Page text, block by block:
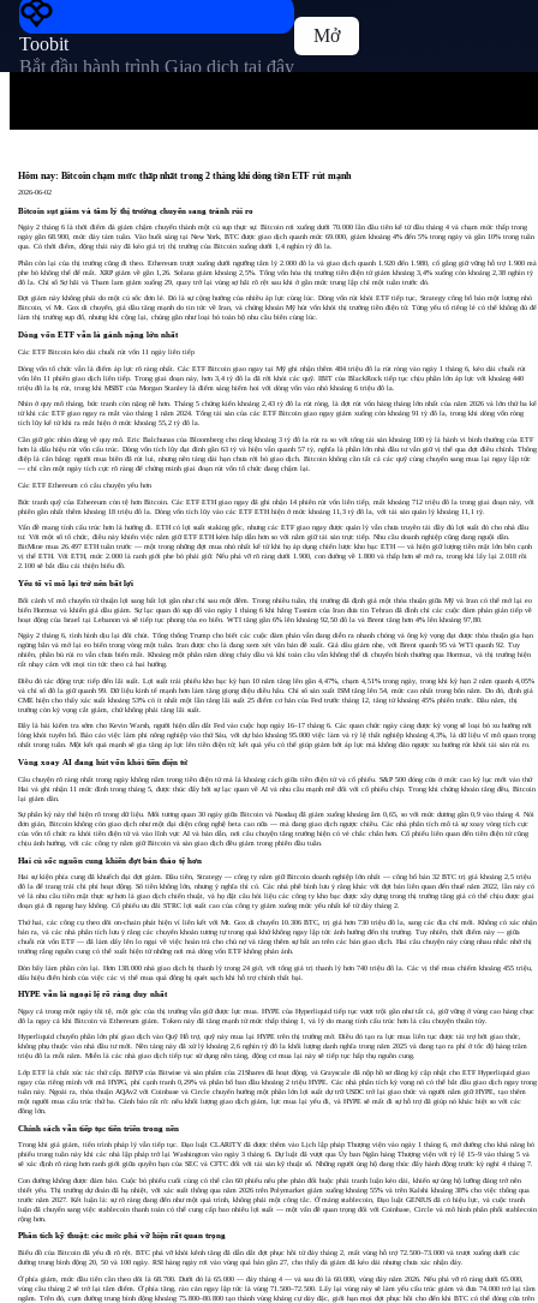
Toobit
Bắt đầu hành trình Giao dịch tại đây
Mở
Hôm nay: Bitcoin chạm mức thấp nhất trong 2 tháng khi dòng tiền ETF rút mạnh
2026-06-02
Bitcoin sụt giảm và tâm lý thị trường chuyển sang tránh rủi ro
Ngày 2 tháng 6 là thời điểm đà giảm chậm chuyển thành một cú sụp thực sự. Bitcoin rơi xuống dưới 70.000 lần đầu tiên kể từ đầu tháng 4 và chạm mức thấp trong
ngày gần 68.900, mức đáy tám tuần. Vào buổi sáng tại New York, BTC được giao dịch quanh mức 69.000, giảm khoảng 4% đến 5% trong ngày và gần 10% trong tuần
qua. Có thời điểm, động thái này đã kéo giá trị thị trường của Bitcoin xuống dưới 1,4 nghìn tỷ đô la.
Phần còn lại của thị trường cũng đi theo. Ethereum trượt xuống dưới ngưỡng tâm lý 2.000 đô la và giao dịch quanh 1.920 đến 1.980, cố gắng giữ vững hỗ trợ 1.900 mà
phe bò không thể để mất. XRP giảm về gần 1,26. Solana giảm khoảng 2,5%. Tổng vốn hóa thị trường tiền điện tử giảm khoảng 3,4% xuống còn khoảng 2,38 nghìn tỷ
đô la. Chỉ số Sợ hãi và Tham lam giảm xuống 29, quay trở lại vùng sợ hãi rõ rệt sau khi ở gần mức trung lập chỉ một tuần trước đó.
Đợt giảm này không phải do một cú sốc đơn lẻ. Đó là sự cộng hưởng của nhiều áp lực cùng lúc. Dòng vốn rút khỏi ETF tiếp tục, Strategy công bố bán một lượng nhỏ
Bitcoin, ví Mt. Gox di chuyển, giá dầu tăng mạnh do tin tức về Iran, và chứng khoán Mỹ hút vốn khỏi thị trường tiền điện tử. Từng yếu tố riêng lẻ có thể không đủ để
làm thị trường sụp đổ, nhưng khi cộng lại, chúng gần như loại bỏ toàn bộ nhu cầu biên cùng lúc.
Dòng vốn ETF vẫn là gánh nặng lớn nhất
Các ETF Bitcoin kéo dài chuỗi rút vốn 11 ngày liên tiếp
Dòng vốn tổ chức vẫn là điểm áp lực rõ ràng nhất. Các ETF Bitcoin giao ngay tại Mỹ ghi nhận thêm 484 triệu đô la rút ròng vào ngày 1 tháng 6, kéo dài chuỗi rút
vốn lên 11 phiên giao dịch liên tiếp. Trong giai đoạn này, hơn 3,4 tỷ đô la đã rời khỏi các quỹ. IBIT của BlackRock tiếp tục chịu phần lớn áp lực với khoảng 440
triệu đô la bị rút, trong khi MSBT của Morgan Stanley là điểm sáng hiếm hoi với dòng vốn vào nhỏ khoảng 6 triệu đô la.
Nhìn ở quy mô tháng, bức tranh còn nặng nề hơn. Tháng 5 chứng kiến khoảng 2,43 tỷ đô la rút ròng, là đợt rút vốn hàng tháng lớn nhất của năm 2026 và lớn thứ ba kể
từ khi các ETF giao ngay ra mắt vào tháng 1 năm 2024. Tổng tài sản của các ETF Bitcoin giao ngay giảm xuống còn khoảng 91 tỷ đô la, trong khi dòng vốn ròng
tích lũy kể từ khi ra mắt hiện ở mức khoảng 55,2 tỷ đô la.
Cần giữ góc nhìn đúng về quy mô. Eric Balchunas của Bloomberg cho rằng khoảng 3 tỷ đô la rút ra so với tổng tài sản khoảng 100 tỷ là hành vi bình thường của ETF
hơn là dấu hiệu rút vốn cấu trúc. Dòng vốn tích lũy đạt đỉnh gần 63 tỷ và hiện vẫn quanh 57 tỷ, nghĩa là phần lớn nhà đầu tư vẫn giữ vị thế qua đợt điều chỉnh. Thông
điệp là cân bằng: người mua biên đã rút lui, nhưng nền tảng dài hạn chưa rời bỏ giao dịch. Bitcoin không cần tất cả các quỹ cùng chuyển sang mua lại ngay lập tức
— chỉ cần một ngày tích cực rõ ràng để chứng minh giai đoạn rút vốn tổ chức đang chậm lại.
Các ETF Ethereum có câu chuyện yếu hơn
Bức tranh quỹ của Ethereum còn tệ hơn Bitcoin. Các ETF ETH giao ngay đã ghi nhận 14 phiên rút vốn liên tiếp, mất khoảng 712 triệu đô la trong giai đoạn này, với
phiên gần nhất thêm khoảng 18 triệu đô la. Dòng vốn tích lũy vào các ETF ETH hiện ở mức khoảng 11,3 tỷ đô la, với tài sản quản lý khoảng 11,1 tỷ.
Vấn đề mang tính cấu trúc hơn là hướng đi. ETH có lợi suất staking gốc, nhưng các ETF giao ngay được quản lý vẫn chưa truyền tải đầy đủ lợi suất đó cho nhà đầu
tư. Với một số tổ chức, điều này khiến việc nắm giữ ETF ETH kém hấp dẫn hơn so với nắm giữ tài sản trực tiếp. Nhu cầu doanh nghiệp cũng đang nguội dần.
BitMine mua 26.497 ETH tuần trước — một trong những đợt mua nhỏ nhất kể từ khi họ áp dụng chiến lược kho bạc ETH — và hiện giữ lượng tiền mặt lớn bên cạnh
vị thế ETH. Với ETH, mức 2.000 là ranh giới phe bò phải giữ. Nếu phá vỡ rõ ràng dưới 1.900, con đường về 1.800 và thấp hơn sẽ mở ra, trong khi lấy lại 2.018 rồi
2.100 sẽ bắt đầu cải thiện biểu đồ.
Yếu tố vĩ mô lại trở nên bất lợi
Bối cảnh vĩ mô chuyển từ thuận lợi sang bất lợi gần như chỉ sau một đêm. Trong nhiều tuần, thị trường đã định giá một thỏa thuận giữa Mỹ và Iran có thể mở lại eo
biển Hormuz và khiến giá dầu giảm. Sự lạc quan đó sụp đổ vào ngày 1 tháng 6 khi hãng Tasnim của Iran đưa tin Tehran đã đình chỉ các cuộc đàm phán gián tiếp về
hoạt động của Israel tại Lebanon và sẽ tiếp tục phong tỏa eo biển. WTI tăng gần 6% lên khoảng 92,50 đô la và Brent tăng hơn 4% lên khoảng 97,80.
Ngày 2 tháng 6, tình hình dịu lại đôi chút. Tổng thống Trump cho biết các cuộc đàm phán vẫn đang diễn ra nhanh chóng và ông kỳ vọng đạt được thỏa thuận gia hạn
ngừng bắn và mở lại eo biển trong vòng một tuần. Iran được cho là đang xem xét văn bản đề xuất. Giá dầu giảm nhẹ, với Brent quanh 95 và WTI quanh 92. Tuy
nhiên, phần bù rủi ro vẫn chưa biến mất. Khoảng một phần năm dòng chảy dầu và khí toàn cầu vẫn không thể di chuyển bình thường qua Hormuz, và thị trường hiện
rất nhạy cảm với mọi tin tức theo cả hai hướng.
Điều đó tác động trực tiếp đến lãi suất. Lợi suất trái phiếu kho bạc kỳ hạn 10 năm tăng lên gần 4,47%, chạm 4,51% trong ngày, trong khi kỳ hạn 2 năm quanh 4,05%
và chỉ số đô la giữ quanh 99. Dữ liệu kinh tế mạnh hơn làm tăng giọng điệu diều hâu. Chỉ số sản xuất ISM tăng lên 54, mức cao nhất trong bốn năm. Do đó, định giá
CME hiện cho thấy xác suất khoảng 53% có ít nhất một lần tăng lãi suất 25 điểm cơ bản của Fed trước tháng 12, tăng từ khoảng 45% phiên trước. Đầu năm, thị
trường còn kỳ vọng cắt giảm, chứ không phải tăng lãi suất.
Đây là bài kiểm tra sớm cho Kevin Warsh, người hiện dẫn dắt Fed vào cuộc họp ngày 16–17 tháng 6. Các quan chức ngày càng được kỳ vọng sẽ loại bỏ xu hướng nới
lỏng khỏi tuyên bố. Báo cáo việc làm phi nông nghiệp vào thứ Sáu, với dự báo khoảng 95.000 việc làm và tỷ lệ thất nghiệp khoảng 4,3%, là dữ liệu vĩ mô quan trọng
nhất trong tuần. Một kết quả mạnh sẽ gia tăng áp lực lên tiền điện tử; kết quả yếu có thể giúp giảm bớt áp lực mà không đảo ngược xu hướng rút khỏi tài sản rủi ro.
Vòng xoay AI đang hút vốn khỏi tiền điện tử
Câu chuyện rõ ràng nhất trong ngày không nằm trong tiền điện tử mà là khoảng cách giữa tiền điện tử và cổ phiếu. S&P 500 đóng cửa ở mức cao kỷ lục mới vào thứ
Hai và ghi nhận 11 mức đỉnh trong tháng 5, được thúc đẩy bởi sự lạc quan về AI và nhu cầu mạnh mẽ đối với cổ phiếu chip. Trong khi chứng khoán tăng đều, Bitcoin
lại giảm dần.
Sự phân kỳ này thể hiện rõ trong dữ liệu. Mối tương quan 30 ngày giữa Bitcoin và Nasdaq đã giảm xuống khoảng âm 0,65, so với mức dương gần 0,9 vào tháng 4. Nói
đơn giản, Bitcoin không còn giao dịch như một đại diện công nghệ beta cao nữa — mà đang giao dịch ngược chiều. Các nhà phân tích mô tả sự xoay vòng tích cực
của vốn tổ chức ra khỏi tiền điện tử và vào lĩnh vực AI và bán dẫn, nơi câu chuyện tăng trưởng hiện có vẻ chắc chắn hơn. Cổ phiếu liên quan đến tiền điện tử cũng
chịu ảnh hưởng, với các công ty nắm giữ Bitcoin và sàn giao dịch đều giảm trong phiên đầu tuần.
Hai cú sốc nguồn cung khiến đợt bán tháo tệ hơn
Hai sự kiện phía cung đã khuếch đại đợt giảm. Đầu tiên, Strategy — công ty nắm giữ Bitcoin doanh nghiệp lớn nhất — công bố bán 32 BTC trị giá khoảng 2,5 triệu
đô la để trang trải chi phí hoạt động. Số tiền không lớn, nhưng ý nghĩa thì có. Các nhà phê bình lưu ý rằng khác với đợt bán liên quan đến thuế năm 2022, lần này có
vẻ là nhu cầu tiền mặt thực sự hơn là giao dịch chiến thuật, và họ đặt câu hỏi liệu các công ty kho bạc được xây dựng trong thị trường tăng giá có thể chịu được giai
đoạn giá đi ngang hay không. Cổ phiếu ưu đãi STRC lợi suất cao của công ty giảm xuống mức yếu nhất kể từ đáy tháng 2.
Thứ hai, các công cụ theo dõi on-chain phát hiện ví liên kết với Mt. Gox di chuyển 10.306 BTC, trị giá hơn 730 triệu đô la, sang các địa chỉ mới. Không có xác nhận
bán ra, và các nhà phân tích lưu ý rằng các chuyển khoản tương tự trong quá khứ không ngay lập tức ảnh hưởng đến thị trường. Tuy nhiên, thời điểm này — giữa
chuỗi rút vốn ETF — đã làm dấy lên lo ngại về việc hoàn trả cho chủ nợ và tăng thêm sự bất an trên các bàn giao dịch. Hai câu chuyện này cùng nhau nhắc nhở thị
trường rằng nguồn cung có thể xuất hiện từ những nơi mà dòng vốn ETF không phản ánh.
Đòn bẩy làm phần còn lại. Hơn 138.000 nhà giao dịch bị thanh lý trong 24 giờ, với tổng giá trị thanh lý hơn 740 triệu đô la. Các vị thế mua chiếm khoảng 455 triệu,
dấu hiệu điển hình của việc các vị thế mua quá đông bị quét sạch khi hỗ trợ chính thất bại.
HYPE vẫn là ngoại lệ rõ ràng duy nhất
Ngay cả trong một ngày tồi tệ, một góc của thị trường vẫn giữ được lực mua. HYPE của Hyperliquid tiếp tục vượt trội gần như tất cả, giữ vững ở vùng cao hàng chục
đô la ngay cả khi Bitcoin và Ethereum giảm. Token này đã tăng mạnh từ mức thấp tháng 1, và lý do mang tính cấu trúc hơn là câu chuyện thuần túy.
Hyperliquid chuyển phần lớn phí giao dịch vào Quỹ Hỗ trợ, quỹ này mua lại HYPE trên thị trường mở. Điều đó tạo ra lực mua liên tục được tài trợ bởi giao thức,
không phụ thuộc vào nhà đầu tư mới. Nền tảng này đã xử lý khoảng 2,6 nghìn tỷ đô la khối lượng danh nghĩa trong năm 2025 và đang tạo ra phí ở tốc độ hàng trăm
triệu đô la mỗi năm. Miễn là các nhà giao dịch tiếp tục sử dụng nền tảng, động cơ mua lại này sẽ tiếp tục hấp thụ nguồn cung.
Lớp ETF là chất xúc tác thứ cấp. BHYP của Bitwise và sản phẩm của 21Shares đã hoạt động, và Grayscale đã nộp hồ sơ đăng ký cập nhật cho ETF Hyperliquid giao
ngay của riêng mình với mã HYPG, phí cạnh tranh 0,29% và phân bổ ban đầu khoảng 2 triệu HYPE. Các nhà phân tích kỳ vọng nó có thể bắt đầu giao dịch ngay trong
tuần này. Ngoài ra, thỏa thuận AQAv2 với Coinbase và Circle chuyển hướng một phần lớn lợi suất dự trữ USDC trở lại giao thức và người nắm giữ HYPE, tạo thêm
một người mua cấu trúc thứ ba. Cảnh báo rất rõ: nếu khối lượng giao dịch giảm, lực mua lại yếu đi, và HYPE sẽ mất đi sự hỗ trợ đã giúp nó khác biệt so với các
đồng lớn.
Chính sách vẫn tiếp tục tiến triển trong nền
Trong khi giá giảm, tiến trình pháp lý vẫn tiếp tục. Đạo luật CLARITY đã được thêm vào Lịch lập pháp Thượng viện vào ngày 1 tháng 6, mở đường cho khả năng bỏ
phiếu trong tuần này khi các nhà lập pháp trở lại Washington vào ngày 3 tháng 6. Dự luật đã vượt qua Ủy ban Ngân hàng Thượng viện với tỷ lệ 15–9 vào tháng 5 và
sẽ xác định rõ ràng hơn ranh giới giữa quyền hạn của SEC và CFTC đối với tài sản kỹ thuật số. Những người ủng hộ đang thúc đẩy hành động trước kỳ nghỉ 4 tháng 7.
Con đường không được đảm bảo. Cuộc bỏ phiếu cuối cùng có thể cần 60 phiếu nếu phe phản đối buộc phải tranh luận kéo dài, khiến sự ủng hộ lưỡng đảng trở nên
thiết yếu. Thị trường dự đoán đã hạ nhiệt, với xác suất thông qua năm 2026 trên Polymarket giảm xuống khoảng 55% và trên Kalshi khoảng 38% cho việc thông qua
trước năm 2027. Kết luận là: sự rõ ràng đang đến như một quá trình, không phải một công tắc. Ở mảng stablecoin, Đạo luật GENIUS đã có hiệu lực, và cuộc tranh
luận đã chuyển sang việc stablecoin thanh toán có thể cung cấp bao nhiêu lợi suất — một vấn đề quan trọng đối với Coinbase, Circle và mô hình phân phối stablecoin
rộng hơn.
Phân tích kỹ thuật: các mức phá vỡ hiện rất quan trọng
Biểu đồ của Bitcoin đã yếu đi rõ rệt. BTC phá vỡ khỏi kênh tăng đã dẫn dắt đợt phục hồi từ đáy tháng 2, mất vùng hỗ trợ 72.500–73.000 và trượt xuống dưới các
đường trung bình động 20, 50 và 100 ngày. RSI hàng ngày rơi vào vùng quá bán gần 27, cho thấy đà giảm đã kéo dài nhưng chưa xác nhận đáy.
Ở phía giảm, mức đầu tiên cần theo dõi là 68.700. Dưới đó là 65.000 — đáy tháng 4 — và sau đó là 60.000, vùng đáy năm 2026. Nếu phá vỡ rõ ràng dưới 65.000,
vùng cầu tháng 2 sẽ trở lại tâm điểm. Ở phía tăng, rào cản ngay lập tức là vùng 71.500–72.500. Lấy lại vùng này sẽ làm yếu cấu trúc giảm và đưa 74.000 trở lại tầm
ngắm. Trên đó, cụm đường trung bình động khoảng 75.800–80.800 tạo thành vùng kháng cự dày đặc, giới hạn mọi đợt phục hồi cho đến khi BTC có thể đóng cửa trên